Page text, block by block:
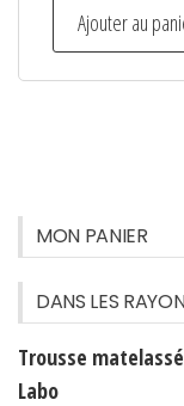
Ajouter au
MON PANIER
DANS LES
Trousse
Labo